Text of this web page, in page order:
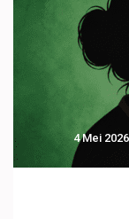
4 Mei 2026